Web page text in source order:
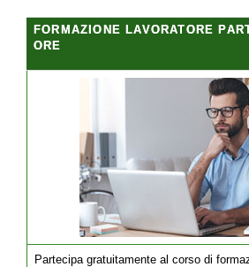
FORMAZIONE LAVORATORE
ORE
Partecipa gratuitamente al corso di